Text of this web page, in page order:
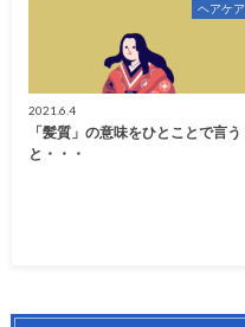
ヘアケア
2021.6.4
「髪質」の意味をひとことで言う
と・・・